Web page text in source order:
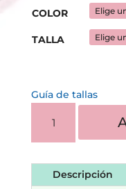
COLOR
TALLA
Guía de tallas
CAMISETA
TEJANA
SKATELETONS
Descripción